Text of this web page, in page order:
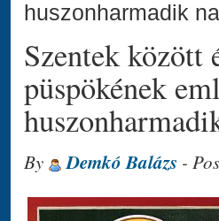
huszonharmadik
Szentek
püspökének
By Demkó Balázs -